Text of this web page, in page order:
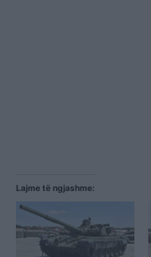
Lajme të ngjashme: